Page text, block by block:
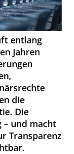
entlang
Jahren
die
Die
– und macht
Transparenz